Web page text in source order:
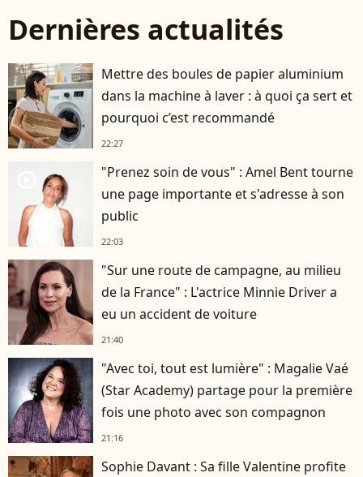
Dernières actualités
Mettre des boules de papier aluminium
dans la machine à laver : à quoi ça sert et
pourquoi c’est recommandé
22:27
"Prenez soin de vous" : Amel Bent tourne
une page importante et s'adresse à son
public
22:03
"Sur une route de campagne, au milieu
de la France" : L'actrice Minnie Driver a
eu un accident de voiture
21:40
"Avec toi, tout est lumière" : Magalie Vaé
(Star Academy) partage pour la première
fois une photo avec son compagnon
21:16
Sophie Davant : Sa fille Valentine profite